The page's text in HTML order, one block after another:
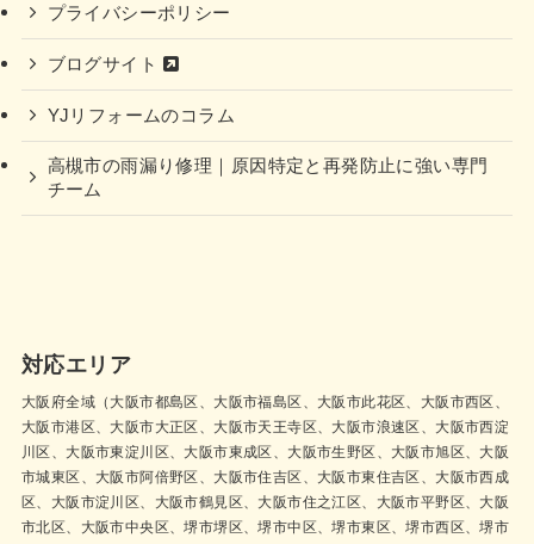
プライバシーポリシー
ブログサイト
YJリフォームのコラム
高槻市の雨漏り修理｜原因特定と再発防止に強い専門
チーム
対応エリア
大阪府全域（大阪市都島区、大阪市福島区、大阪市此花区、大阪市西区、
大阪市港区、大阪市大正区、大阪市天王寺区、大阪市浪速区、大阪市西淀
川区、大阪市東淀川区、大阪市東成区、大阪市生野区、大阪市旭区、大阪
市城東区、大阪市阿倍野区、大阪市住吉区、大阪市東住吉区、大阪市西成
区、大阪市淀川区、大阪市鶴見区、大阪市住之江区、大阪市平野区、大阪
市北区、大阪市中央区、堺市堺区、堺市中区、堺市東区、堺市西区、堺市